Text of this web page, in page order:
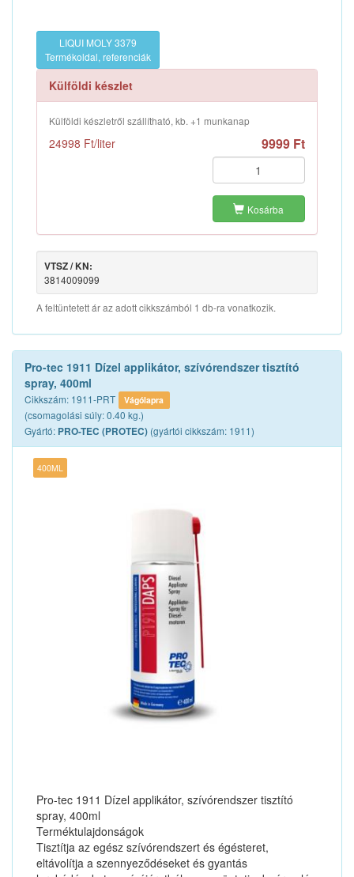
LIQUI MOLY 3379
Termékoldal, referenciák
Külföldi készlet
Külföldi készletről szállítható, kb. +1 munkanap
24998 Ft/liter 9999 Ft
Kosárba
VTSZ / KN:
3814009099
A feltüntetett ár az adott cikkszámból 1 db-ra vonatkozik.
Pro-tec 1911 Dízel applikátor, szívórendszer tisztító
spray, 400ml
Cikkszám: 1911-PRT Vágólapra
(csomagolási súly: 0.40 kg.)
Gyártó: PRO-TEC (PROTEC) (gyártói cikkszám: 1911)
400ML
Pro-tec 1911 Dízel applikátor, szívórendszer tisztító
spray, 400ml
Terméktulajdonságok
Tisztítja az egész szívórendszert és égésteret,
eltávolítja a szennyeződéseket és gyantás